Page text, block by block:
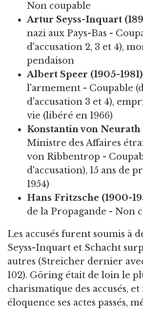
Non coupable
Artur Seyss-Inquart
nazi aux Pays-Bas -
d'accusation 2, 3 et 4),
pendaison
Albert Speer (1905-1981)
l'armement - Coupable
d'accusation 3 et 4),
vie (libéré en 1966)
Konstantin von Neurath
Ministre des Affaires
von Ribbentrop -
d'accusation), 15 ans de
1954)
Hans Fritzsche (1900-
de la Propagande - Non
Les accusés furent soumis à
Seyss-Inquart et Schacht
autres (Streicher dernier
102). Göring était de loin le
charismatique des accusés,
éloquence ses actes passés,